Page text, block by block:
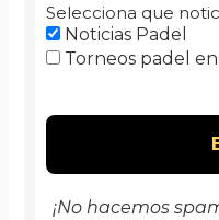
Selecciona que
Noticias Padel
Torneos padel
¡No hacemos